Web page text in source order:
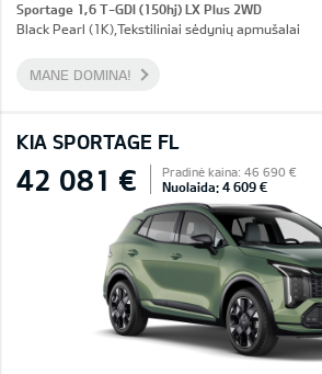
Sportage 1,6 T-GDI (150hj) LX Plus 2WD
Black Pearl (1K),Tekstiliniai sėdynių apmušalai
MANE DOMINA!
KIA SPORTAGE FL
42 081 € Pradinė kaina: 46 690 €
Nuolaida: 4 609 €